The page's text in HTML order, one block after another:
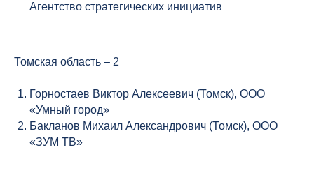
Агентство стратегических инициатив
Томская область – 2
Горностаев Виктор Алексеевич (Томск), ООО
«Умный город»
Бакланов Михаил Александрович (Томск), ООО
«ЗУМ ТВ»